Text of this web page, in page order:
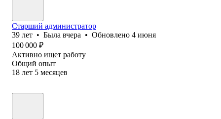
Старший администратор
39 лет • Была вчера • Обновлено 4 июня
100 000 ₽
Активно ищет работу
Общий опыт
18 лет 5 месяцев